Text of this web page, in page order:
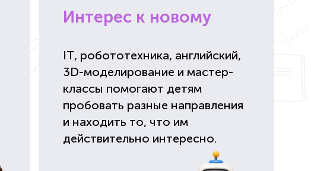
Интерес к новому
IT, робототехника, английский,
3D-моделирование и мастер-
классы помогают детям
пробовать разные направления
и находить то, что им
действительно интересно.